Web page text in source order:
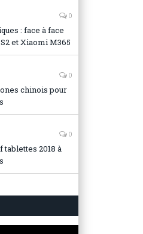
0
: face à face
et Xiaomi M365
0
chinois pour
0
tablettes 2018 à